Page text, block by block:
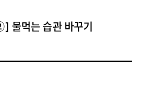
물먹는 습관 바꾸기